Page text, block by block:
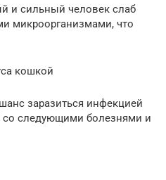
и сильный человек слаб
микроорганизмами, что
кошкой
заразиться инфекцией
со следующими болезнями и